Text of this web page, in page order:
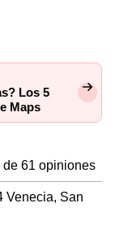
Los 5
Maps
61 opiniones
Venecia, San